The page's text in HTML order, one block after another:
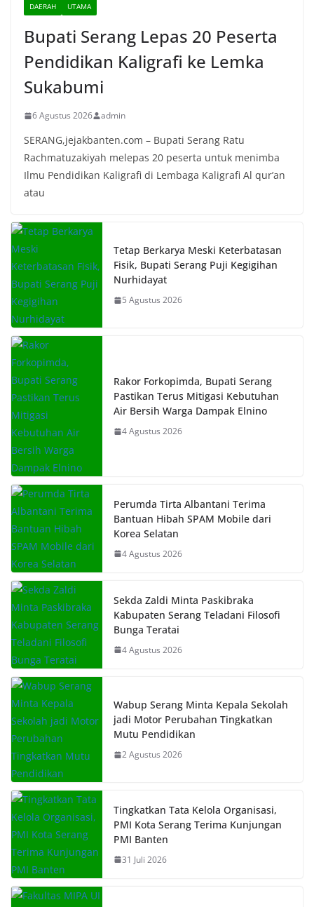
DAERAH UTAMA
Bupati Serang Lepas 20 Peserta
Pendidikan Kaligrafi ke Lemka
Sukabumi
6 Agustus 2026 admin
SERANG,jejakbanten.com – Bupati Serang Ratu
Rachmatuzakiyah melepas 20 peserta untuk menimba
Ilmu Pendidikan Kaligrafi di Lembaga Kaligrafi Al qur’an
atau
Tetap Berkarya Meski Keterbatasan
Fisik, Bupati Serang Puji Kegigihan
Nurhidayat
5 Agustus 2026
Rakor Forkopimda, Bupati Serang
Pastikan Terus Mitigasi Kebutuhan
Air Bersih Warga Dampak Elnino
4 Agustus 2026
Perumda Tirta Albantani Terima
Bantuan Hibah SPAM Mobile dari
Korea Selatan
4 Agustus 2026
Sekda Zaldi Minta Paskibraka
Kabupaten Serang Teladani Filosofi
Bunga Teratai
4 Agustus 2026
Wabup Serang Minta Kepala Sekolah
jadi Motor Perubahan Tingkatkan
Mutu Pendidikan
2 Agustus 2026
Tingkatkan Tata Kelola Organisasi,
PMI Kota Serang Terima Kunjungan
PMI Banten
31 Juli 2026